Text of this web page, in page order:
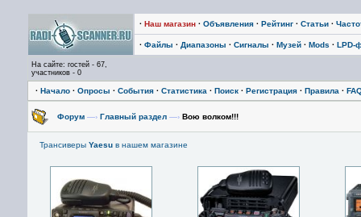
· Наш магазин · Объявления · Рейтинг · Статьи ·
· Файлы · Диапазоны · Сигналы · Музей · Mods · LPD-
На сайте: гостей - 67,
участников - 0
· Начало · Опросы · События · Статистика · Поиск · Регистрация · Правила ·
Форум —› Главный раздел —› Вою волком!!!
Трансиверы Yaesu в нашем магазине